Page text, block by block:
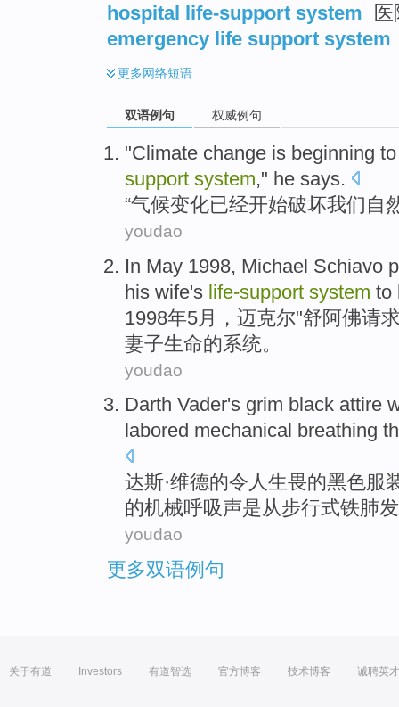
hospital life-support system
emergency life support system
更多网络短语
双语例句 权威例句
"Climate change is beginning
support system," he says.
“气候变化已经开始破坏我们 自
youdao
In May 1998, Michael Schiavo
his wife's life-support system to
1998年5月， 迈克尔"舒阿佛请
妻子生命的系统。
youdao
Darth Vader's grim black attire
labored mechanical breathing
达斯·维德的令人生畏的黑色服
的机械呼吸声是从步行式铁肺
youdao
更多双语例句
关于有道 Investors 有道智选 官方博客 技术博客 诚聘英才